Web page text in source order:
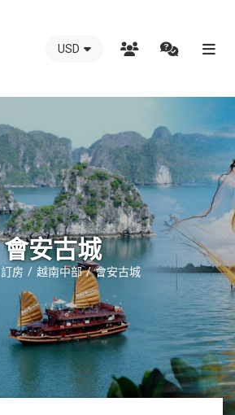
USD
會安古城
訂房 越南中部 會安古城